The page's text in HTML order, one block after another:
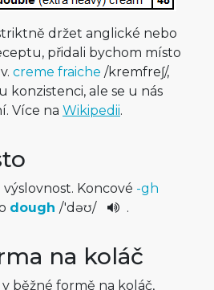
držet anglické nebo
přidali bychom místo
creme fraiche /kremfreʃ/,
konzistenci, ale se u nás
Více na Wikipedii.
Koncové -gh
dough /'dəʊ/ .
na koláč
běžné formě na koláč,